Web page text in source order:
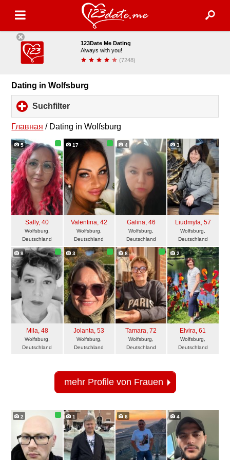
123Date Me Dating
Always with you!
(7248)
installieren
Dating in Wolfsburg
Suchfilter
to
expand
contents
Главная / Dating in Wolfsburg
5
Sally, 40
Wolfsburg,
Deutschland
17
Valentina, 42
Wolfsburg,
Deutschland
4
Galina, 46
Wolfsburg,
Deutschland
3
Liudmyla, 57
Wolfsburg,
Deutschland
8
Mila, 48
Wolfsburg,
Deutschland
3
Jolanta, 53
Wolfsburg,
Deutschland
8
Tamara, 72
Wolfsburg,
Deutschland
2
Elvira, 61
Wolfsburg,
Deutschland
mehr Profile von Frauen
2 1 6 4